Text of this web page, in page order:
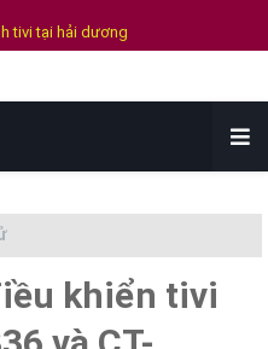
tivi tại hải dương
dương
hỏng tại hải dương
khiển tivi